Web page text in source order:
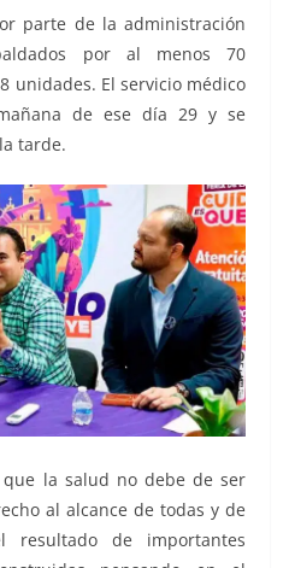
parte de la administración
por al menos 70
unidades. El servicio médico
de ese día 29 y se
tarde.
que la salud no debe de ser
al alcance de todas y de
resultado de importantes